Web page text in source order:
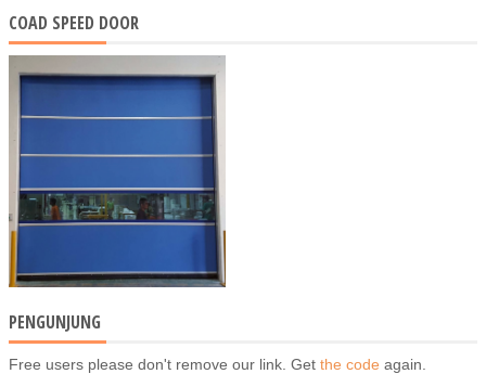
COAD SPEED DOOR
PENGUNJUNG
Free users please don't remove our link. Get the code again.